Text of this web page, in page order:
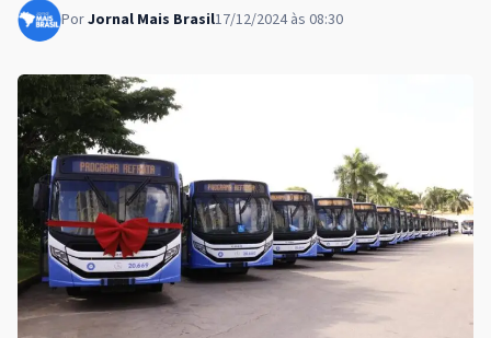
PorJornal Mais Brasil17/12/2024 às 08:30